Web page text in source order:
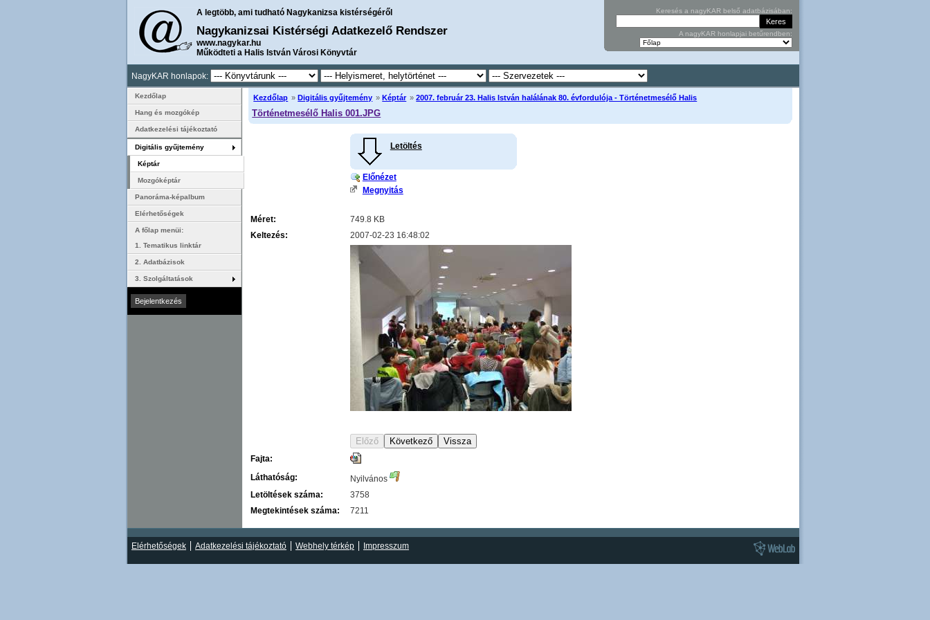
A legtöbb, ami tudható Nagykanizsa kistérségéről
Nagykanizsai Kistérségi Adatkezelő Rendszer
www.nagykar.hu
Működteti a Halis István Városi Könyvtár
Keresés a nagyKAR belső adatbázisában:
A nagyKAR honlapjai betűrendben:
NagyKAR honlapok:
Kezdőlap » Digitális gyűjtemény » Képtár »2007. február 23. Halis István halálának 80. évfordulója - Történetmesélő Halis
Történetmesélő Halis 001.JPG
Letöltés
Előnézet
Megnyitás
Méret:
749.8 KB
Keltezés:
2007-02-23 16:48:02
Fajta:
Láthatóság:
Nyilvános
Letöltések száma:
3758
Megtekintések száma:
7211
Kezdőlap
Hang és mozgókép
Adatkezelési tájékoztató
Digitális gyűjtemény
Képtár
Mozgóképtár
Panoráma-képalbum
Elérhetőségek
A főlap menüi:
1. Tematikus linktár
2. Adatbázisok
3. Szolgáltatások
Elérhetőségek Adatkezelési tájékoztató Webhely térkép Impresszum